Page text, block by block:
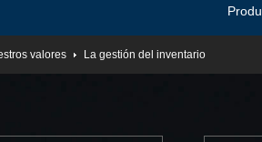
valores La gestión del inventario